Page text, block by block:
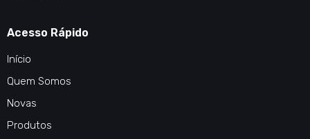
Acesso Rápido
Início
Quem Somos
Novas
Produtos